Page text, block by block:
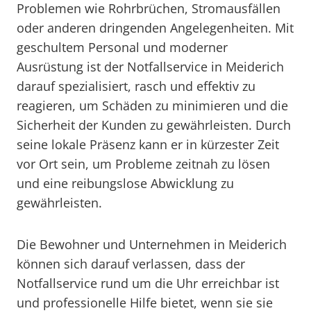
Problemen wie Rohrbrüchen, Stromausfällen
oder anderen dringenden Angelegenheiten. Mit
geschultem Personal und moderner
Ausrüstung ist der Notfallservice in Meiderich
darauf spezialisiert, rasch und effektiv zu
reagieren, um Schäden zu minimieren und die
Sicherheit der Kunden zu gewährleisten. Durch
seine lokale Präsenz kann er in kürzester Zeit
vor Ort sein, um Probleme zeitnah zu lösen
und eine reibungslose Abwicklung zu
gewährleisten.
Die Bewohner und Unternehmen in Meiderich
können sich darauf verlassen, dass der
Notfallservice rund um die Uhr erreichbar ist
und professionelle Hilfe bietet, wenn sie sie